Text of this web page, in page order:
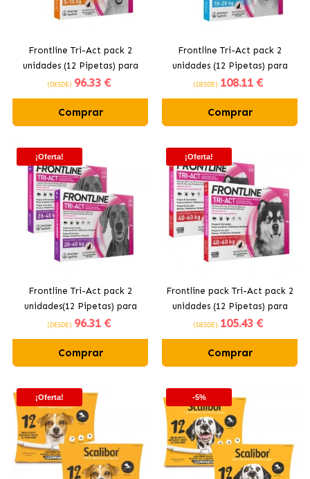
Frontline Tri-Act pack 2
unidades (12 Pipetas) para
Cães de Pequeno- porte (5-
(DESDE) 96.33 €
Comprar
Frontline Tri-Act pack 2
unidades (12 Pipetas) para
Cães de Médio Porte (10-
(DESDE) 108.11 €
Comprar
¡Oferta!
Frontline Tri-Act pack 2
unidades(12 Pipetas) para
Cães Grandes (20-40KG)
(DESDE) 96.31 €
Comprar
¡Oferta!
Frontline pack Tri-Act pack 2
unidades (12 Pipetas) para
Cães Gigantes (40-60KG)
(DESDE) 105.43 €
Comprar
¡Oferta! -5%